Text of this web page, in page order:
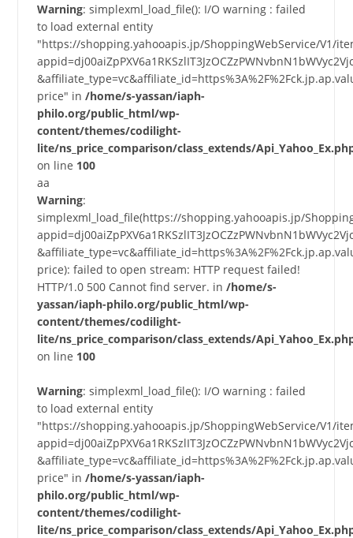
Warning: simplexml_load_file(): I/O warning : failed
to load external entity
"https://shopping.yahooapis.jp/ShoppingWebService/V1/
price" in /home/s-yassan/iaph-
philo.org/public_html/wp-
content/themes/codilight-
lite/ns_price_comparison/class_extends/
on line 100
aa
Warning:
simplexml_load_file(https://shopping.yahooapis.jp/
price): failed to open stream: HTTP request failed!
HTTP/1.0 500 Cannot find server. in /home/s-
yassan/iaph-philo.org/public_html/wp-
content/themes/codilight-
lite/ns_price_comparison/class_extends/
on line 100
Warning: simplexml_load_file(): I/O warning : failed
to load external entity
"https://shopping.yahooapis.jp/ShoppingWebService/V1/
price" in /home/s-yassan/iaph-
philo.org/public_html/wp-
content/themes/codilight-
lite/ns_price_comparison/class_extends/